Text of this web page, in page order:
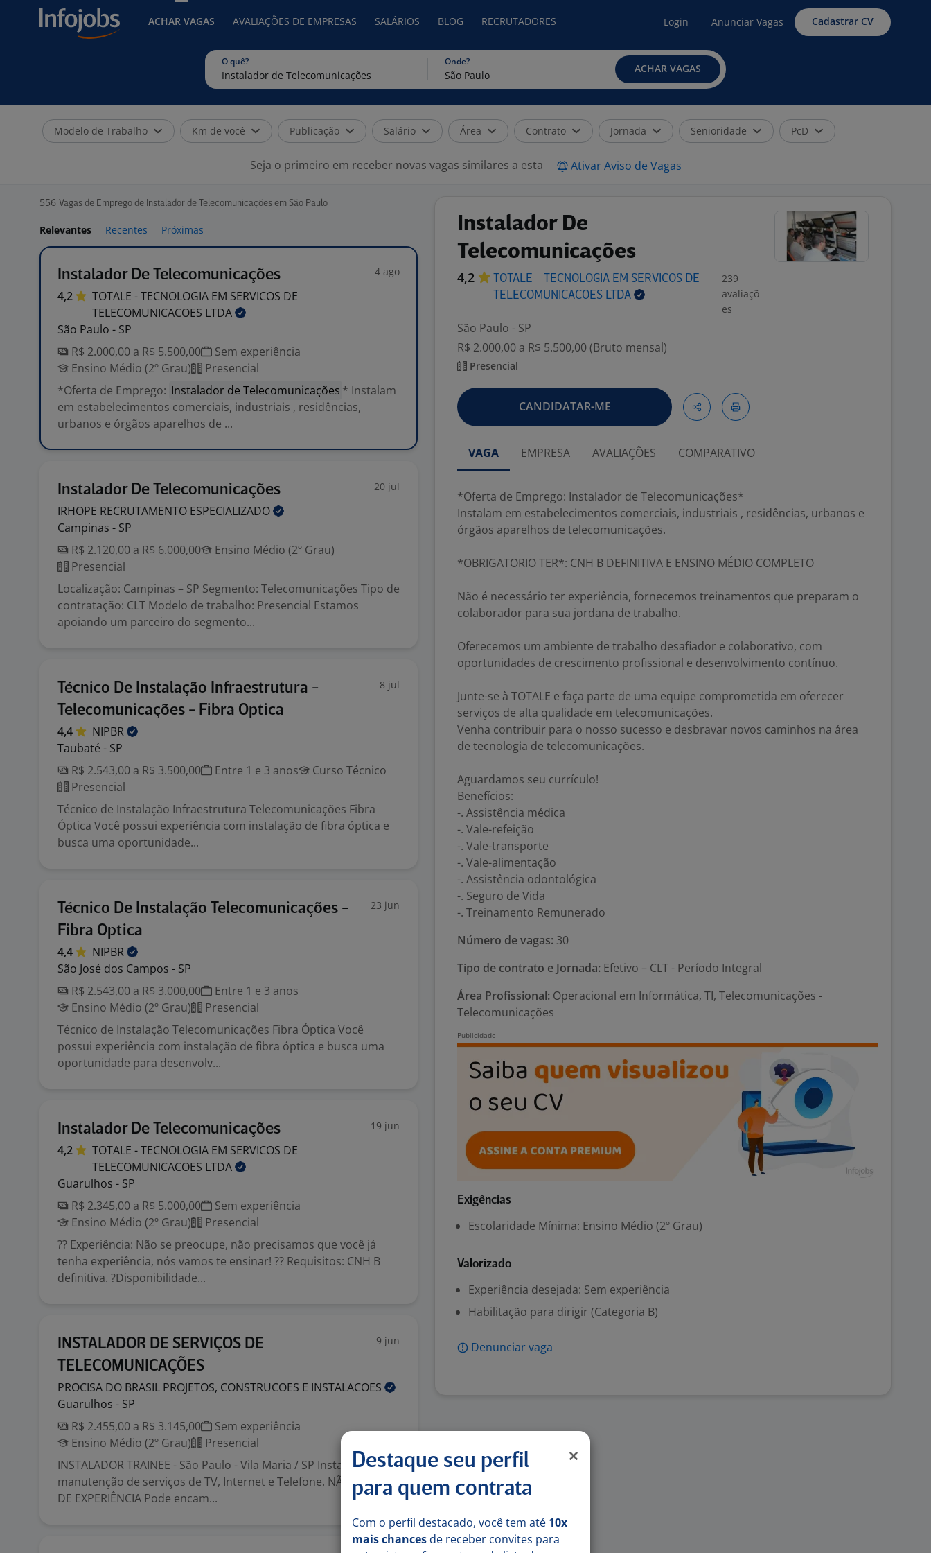
ACHAR VAGAS AVALIAÇÕES DE EMPRESAS SALÁRIOS BLOG RECRUTADORES Login Anunciar Vagas Cadastrar CV
O quê? Onde?
ACHAR VAGAS
Modelo de Trabalho Km de você Publicação Salário Área Contrato Jornada Senioridade PcD
Seja o primeiro em receber novas vagas similares a esta Ativar Aviso de Vagas
556 Vagas de Emprego de Instalador de Telecomunicações em São Paulo
Relevantes Recentes Próximas
Instalador De Telecomunicações 4 ago
4,2
TOTALE - TECNOLOGIA EM SERVICOS DE
TELECOMUNICACOES LTDA
São Paulo - SP
R$ 2.000,00 a R$ 5.500,00
Sem experiência
Ensino Médio (2º Grau)
Presencial
*Oferta de Emprego: Instalador de Telecomunicações * Instalam
em estabelecimentos comerciais, industriais , residências,
urbanos e órgãos aparelhos de ...
Instalador De Telecomunicações 20 jul
IRHOPE RECRUTAMENTO ESPECIALIZADO
Campinas - SP
R$ 2.120,00 a R$ 6.000,00
Ensino Médio (2º Grau)
Presencial
Localização: Campinas – SP Segmento: Telecomunicações Tipo de
contratação: CLT Modelo de trabalho: Presencial Estamos
apoiando um parceiro do segmento...
Técnico De Instalação Infraestrutura -
Telecomunicações - Fibra Optica
8 jul
4,4
NIPBR
Taubaté - SP
R$ 2.543,00 a R$ 3.500,00
Entre 1 e 3 anos
Curso Técnico
Presencial
Técnico de Instalação Infraestrutura Telecomunicações Fibra
Óptica Você possui experiência com instalação de fibra óptica e
busca uma oportunidade...
Técnico De Instalação Telecomunicações -
Fibra Optica
23 jun
4,4
NIPBR
São José dos Campos - SP
R$ 2.543,00 a R$ 3.000,00
Entre 1 e 3 anos
Ensino Médio (2º Grau)
Presencial
Técnico de Instalação Telecomunicações Fibra Óptica Você
possui experiência com instalação de fibra óptica e busca uma
oportunidade para desenvolv...
Instalador De Telecomunicações 19 jun
4,2
TOTALE - TECNOLOGIA EM SERVICOS DE
TELECOMUNICACOES LTDA
Guarulhos - SP
R$ 2.345,00 a R$ 5.000,00
Sem experiência
Ensino Médio (2º Grau)
Presencial
?? Experiência: Não se preocupe, não precisamos que você já
tenha experiência, nós vamos te ensinar! ?? Requisitos: CNH B
definitiva. ?Disponibilidade...
INSTALADOR DE SERVIÇOS DE
TELECOMUNICAÇÕES
9 jun
PROCISA DO BRASIL PROJETOS, CONSTRUCOES E INSTALACOES
Guarulhos - SP
R$ 2.455,00 a R$ 3.145,00
Sem experiência
Ensino Médio (2º Grau)
Presencial
INSTALADOR TRAINEE - São Paulo - Vila Maria / SP Instalação e
manutenção de serviços de TV, Internet e Telefone. NÃO PRECISA
DE EXPERIÊNCIA Pode encam...
Instalador De
Telecomunicações
4,2
TOTALE - TECNOLOGIA EM SERVICOS DE
TELECOMUNICACOES LTDA
239
avaliaçõ
es
São Paulo - SP
R$ 2.000,00 a R$ 5.500,00 (Bruto mensal)
Presencial
CANDIDATAR-ME
VAGA EMPRESA AVALIAÇÕES COMPARATIVO
*Oferta de Emprego: Instalador de Telecomunicações*
Instalam em estabelecimentos comerciais, industriais , residências, urbanos e
órgãos aparelhos de telecomunicações.
*OBRIGATORIO TER*: CNH B DEFINITIVA E ENSINO MÉDIO COMPLETO
Não é necessário ter experiência, fornecemos treinamentos que preparam o
colaborador para sua jordana de trabalho.
Oferecemos um ambiente de trabalho desafiador e colaborativo, com
oportunidades de crescimento profissional e desenvolvimento contínuo.
Junte-se à TOTALE e faça parte de uma equipe comprometida em oferecer
serviços de alta qualidade em telecomunicações.
Venha contribuir para o nosso sucesso e desbravar novos caminhos na área
de tecnologia de telecomunicações.
Aguardamos seu currículo!
Benefícios:
-. Assistência médica
-. Vale-refeição
-. Vale-transporte
-. Vale-alimentação
-. Assistência odontológica
-. Seguro de Vida
-. Treinamento Remunerado
Número de vagas: 30
Tipo de contrato e Jornada: Efetivo – CLT - Período Integral
Área Profissional: Operacional em Informática, TI, Telecomunicações -
Telecomunicações
Exigências
Escolaridade Mínima: Ensino Médio (2º Grau)
Valorizado
Experiência desejada: Sem experiência
Habilitação para dirigir (Categoria B)
Denunciar vaga
Destaque seu perfil
para quem contrata
Com o perfil destacado, você tem até 10x
mais chances de receber convites para